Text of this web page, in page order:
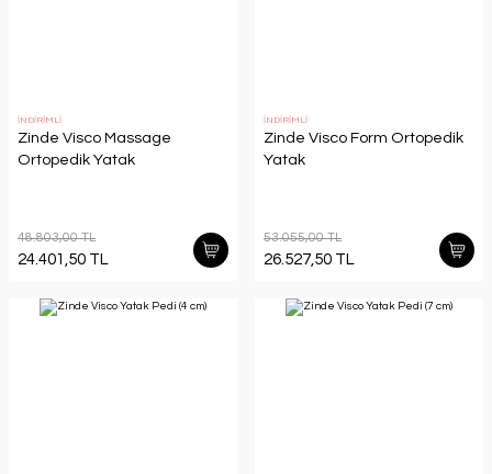
İNDİRİMLİ
Zinde Visco Massage
Ortopedik Yatak
48.803,00 TL
24.401,50 TL
İNDİRİMLİ
Zinde Visco Form Ortopedik
Yatak
53.055,00 TL
26.527,50 TL